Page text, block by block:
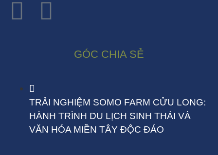
GÓC CHIA SẺ
TRẢI NGHIỆM SOMO FARM CỬU LONG:
HÀNH TRÌNH DU LỊCH SINH THÁI VÀ
VĂN HÓA MIỀN TÂY ĐỘC ĐÁO